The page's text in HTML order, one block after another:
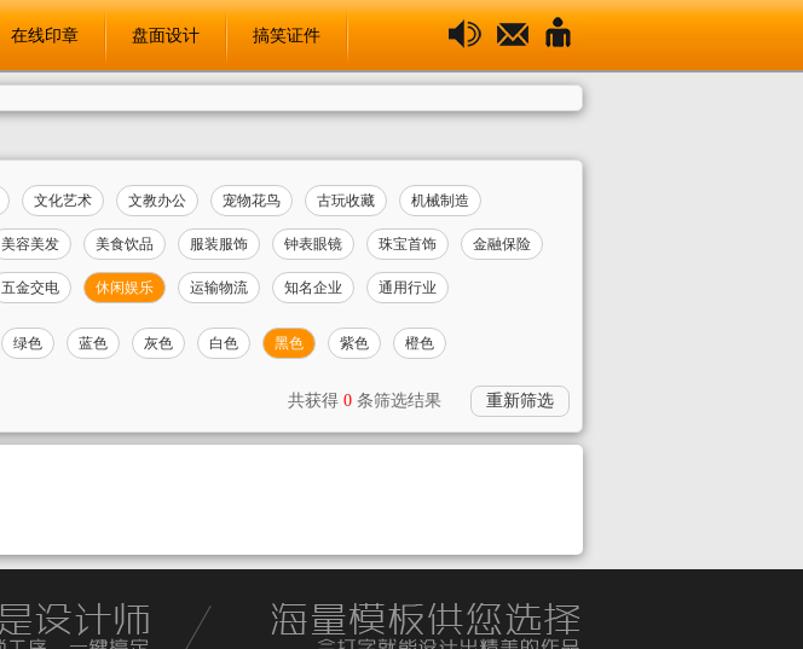
在线印章 盘面设计 搞笑证件
文化艺术 文教办公 宠物花鸟 古玩收藏 机械制造
美容美发 美食饮品 服装服饰 钟表眼镜 珠宝首饰 金融保险
五金交电 休闲娱乐 运输物流 知名企业 通用行业
绿色 蓝色 灰色 白色 黑色 紫色 橙色
共获得 0 条筛选结果 重新筛选